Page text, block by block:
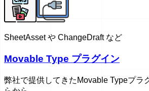
SheetAsset や ChangeDraft など
Movable Type プラグイン
弊社で提供してきたMovable Typeプラ